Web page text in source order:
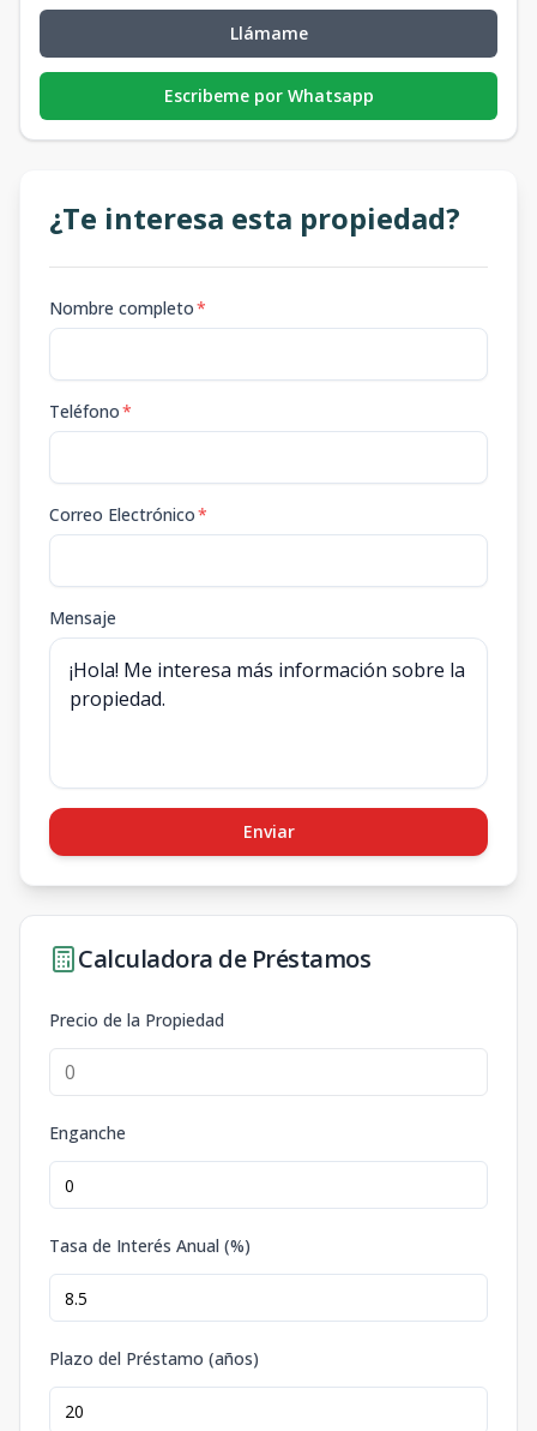
Llámame
Escribeme por Whatsapp
¿Te interesa esta propiedad?
Nombre completo*
Teléfono*
Correo Electrónico*
Mensaje
Enviar
Calculadora de Préstamos
Precio de la Propiedad
Enganche
Tasa de Interés Anual (%)
Plazo del Préstamo (años)